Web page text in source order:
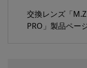
交換レンズ「
PRO」製品ペー